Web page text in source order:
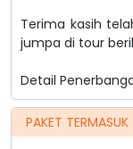
Terima kasih
jumpa di tour
Detail
PAKET TERMASUK